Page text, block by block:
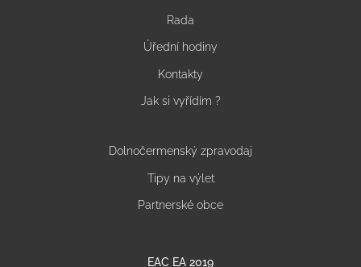
Rada
Úřední hodiny
Kontakty
Jak si vyřídím ?
Dolnočermenský zpravodaj
Tipy na výlet
Partnerské obce
EAC EA 2019